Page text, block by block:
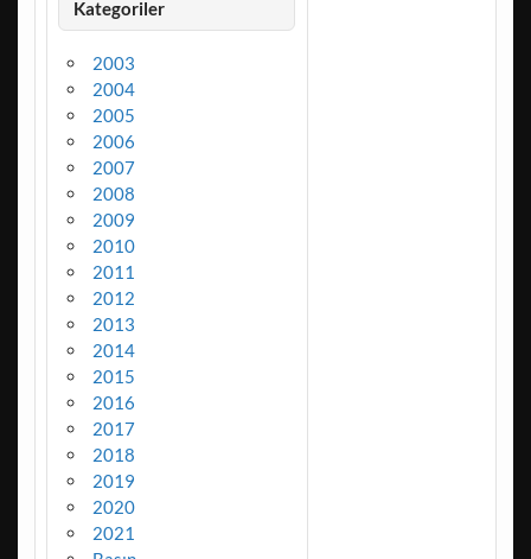
Kategoriler
2003
2004
2005
2006
2007
2008
2009
2010
2011
2012
2013
2014
2015
2016
2017
2018
2019
2020
2021